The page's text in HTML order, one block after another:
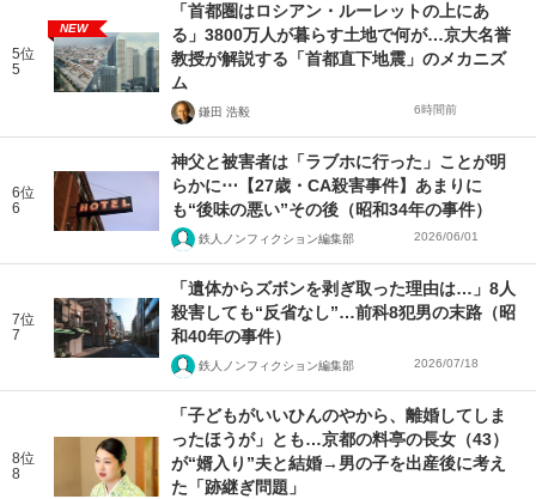
5位
5
NEW
「首都圏はロシアン・ルーレットの上にあ
る」3800万人が暮らす土地で何が…京大名誉
教授が解説する「首都直下地震」のメカニズ
ム
鎌田 浩毅 6時間前
6位
6
神父と被害者は「ラブホに行った」ことが明
らかに⋯【27歳・CA殺害事件】あまりに
も“後味の悪い”その後（昭和34年の事件）
鉄人ノンフィクション編集部 2026/06/01
7位
7
「遺体からズボンを剥ぎ取った理由は…」8人
殺害しても“反省なし”…前科8犯男の末路（昭
和40年の事件）
鉄人ノンフィクション編集部 2026/07/18
8位
8
「子どもがいいひんのやから、離婚してしま
ったほうが」とも…京都の料亭の長女（43）
が“婿入り”夫と結婚→男の子を出産後に考え
た「跡継ぎ問題」